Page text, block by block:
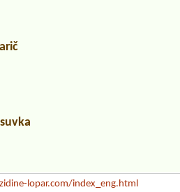
lopar.com/index_eng.html